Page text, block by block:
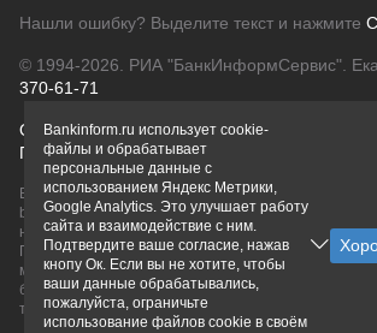
Нашли ошибку? Выделите текст и нажмите
© 1994-2026. РИА "БанкИнформСервис".
370-61-71
О проектеПолитика конфиденциальности
Правовая информацияДля рекламодателей
Вся информация о продуктах банков,
bankinform.ru, носит исключительно
не является публичной офертой, определяемой
ГК РФ. Информация не содержит точного и
может быть изменена. Конечные условия
банков или при личном обращении.
товарные знаки принадлежит их правообладателям.
Bankinform.ru использует cookie-
файлы и обрабатывает
персональные данные с
использованием Яндекс Метрики,
Google Analytics. Это улучшает работу
сайта и взаимодействие с ним.
Подтвердите ваше согласие, нажав
кнопу Ок. Если вы не хотите, чтобы
ваши данные обрабатывались,
пожалуйста, ограничьте
использование файлов cookie в своём